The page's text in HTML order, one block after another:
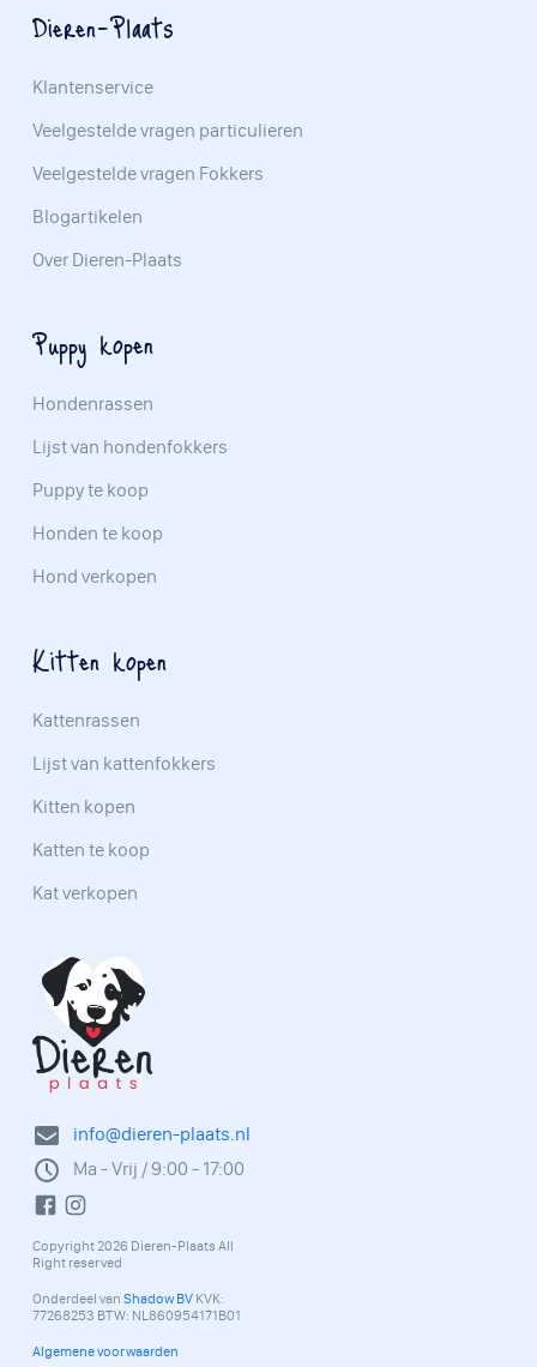
info@dieren-plaats.nl
Ma - Vrij / 9:00 - 17:00
Copyright 2026 Dieren-Plaats All
Right reserved
Onderdeel van Shadow BV KVK:
77268253 BTW: NL860954171B01
Algemene voorwaarden
Dieren-Plaats
Klantenservice
Veelgestelde vragen particulieren
Veelgestelde vragen Fokkers
Blogartikelen
Over Dieren-Plaats
Puppy kopen
Hondenrassen
Lijst van hondenfokkers
Puppy te koop
Honden te koop
Hond verkopen
Kitten kopen
Kattenrassen
Lijst van kattenfokkers
Kitten kopen
Katten te koop
Kat verkopen